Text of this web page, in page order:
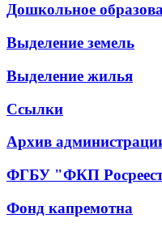
Дошкольное
Выделение земель
Выделение жилья
Ссылки
Архив
ФГБУ "ФКП
Фонд капремотна